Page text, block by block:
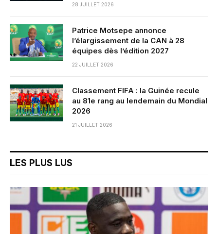
28 JUILLET 2026
Patrice Motsepe annonce
l’élargissement de la CAN à 28
équipes dès l’édition 2027
22 JUILLET 2026
Classement FIFA : la Guinée recule
au 81e rang au lendemain du Mondial
2026
21 JUILLET 2026
LES PLUS LUS